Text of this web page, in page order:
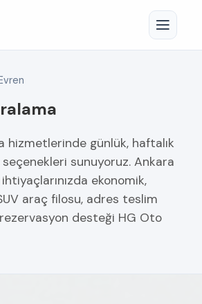
hizmetlerinde günlük, haftalık
seçenekleri sunuyoruz. Ankara
ekonomik,
araç filosu, adres teslim
desteği HG Oto